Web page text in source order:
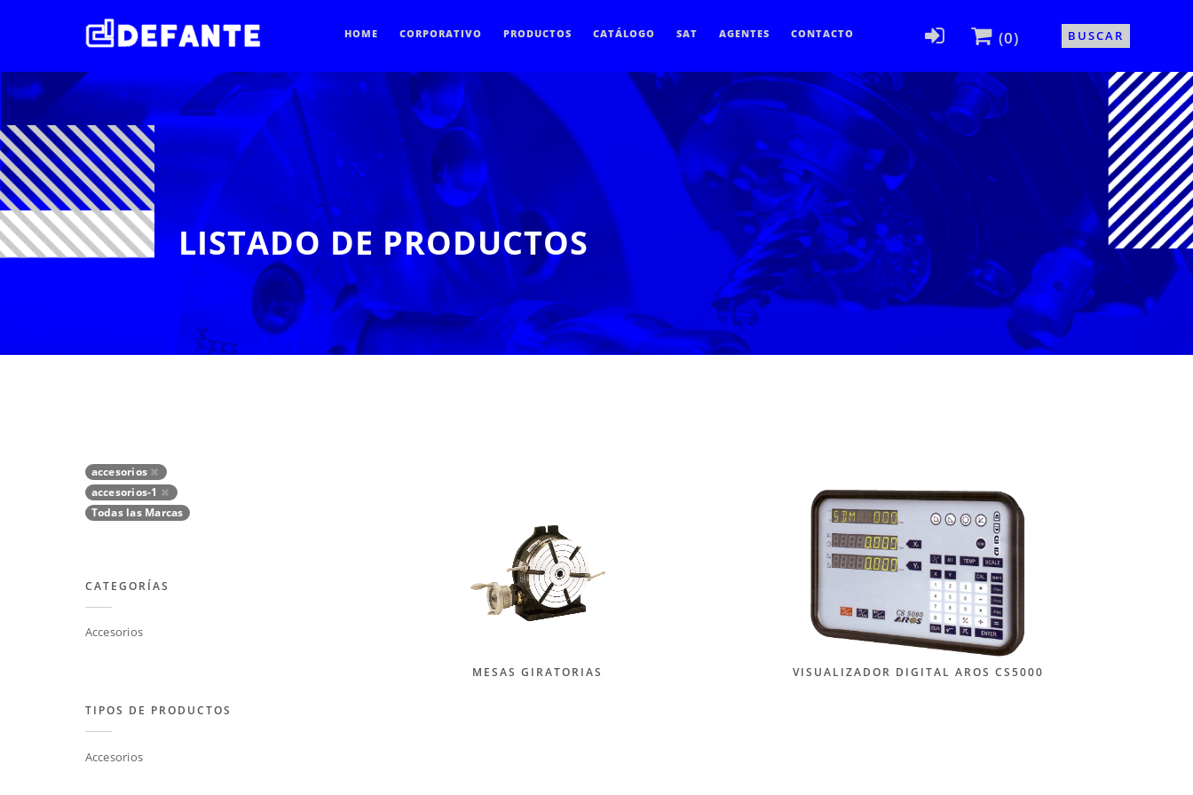
BUSCAR
(0)
HOME CORPORATIVO PRODUCTOS CATÁLOGO SAT AGENTES CONTACTO
LISTADO DE PRODUCTOS
accesorios
accesorios-1
Todas las Marcas
CATEGORÍAS
Accesorios
TIPOS DE PRODUCTOS
Accesorios
MESAS GIRATORIAS VISUALIZADOR DIGITAL AROS CS5000